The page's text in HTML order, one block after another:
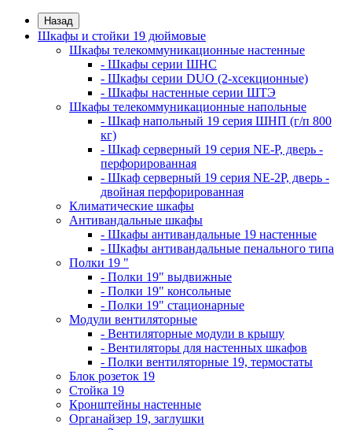
Назад
Шкафы и стойки 19 дюймовые
Шкафы телекоммуникационные настенные
- Шкафы серии ШНС
- Шкафы серии DUO (2-хсекционные)
- Шкафы настенные серии ШТЭ
Шкафы телекоммуникационные напольные
- Шкаф напольный 19 серия ШНП (г/п 800
кг)
- Шкаф серверный 19 серия NE-P, дверь -
перфорированная
- Шкаф серверный 19 серия NE-2P, дверь -
двойная перфорированная
Климатические шкафы
Антивандальные шкафы
- Шкафы антивандальные 19 настенные
- Шкафы антивандальные пенального типа
Полки 19 "
- Полки 19" выдвижные
- Полки 19" консольные
- Полки 19" стационарные
Модули вентиляторные
- Вентиляторные модули в крышу
- Вентиляторы для настенных шкафов
- Полки вентиляторные 19, термостаты
Блок розеток 19
Стойка 19
Кронштейны настенные
Органайзер 19, заглушки